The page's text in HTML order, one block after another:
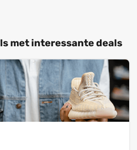
met interessante deals